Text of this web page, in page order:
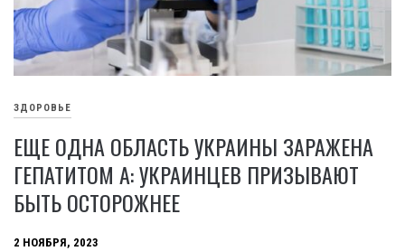
ЗДОРОВЬЕ
ЕЩЕ ОДНА ОБЛАСТЬ УКРАИНЫ ЗАРАЖЕНА
ГЕПАТИТОМ А: УКРАИНЦЕВ ПРИЗЫВАЮТ
БЫТЬ ОСТОРОЖНЕЕ
2 НОЯБРЯ, 2023